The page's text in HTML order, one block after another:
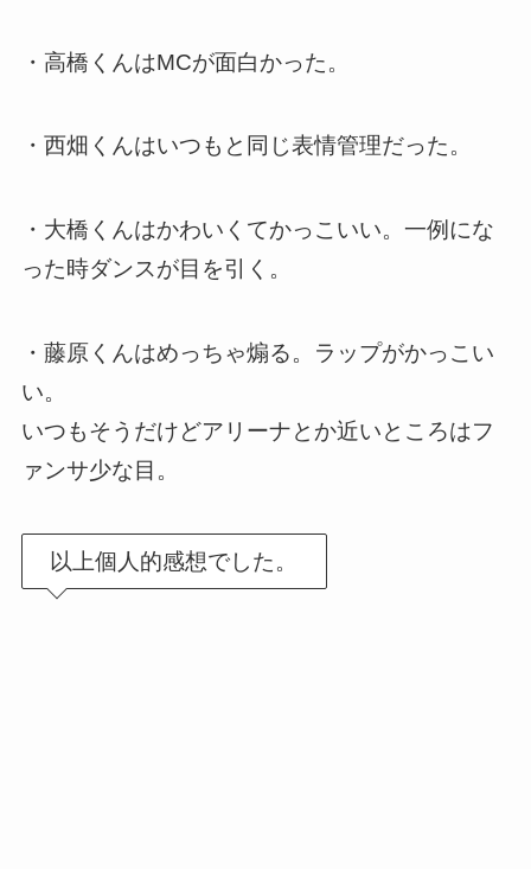
・高橋くんはMCが面白かった。
・西畑くんはいつもと同じ表情管理だった。
・大橋くんはかわいくてかっこいい。一例にな
った時ダンスが目を引く。
・藤原くんはめっちゃ煽る。ラップがかっこい
い。
いつもそうだけどアリーナとか近いところはフ
ァンサ少な目。
以上個人的感想でした。